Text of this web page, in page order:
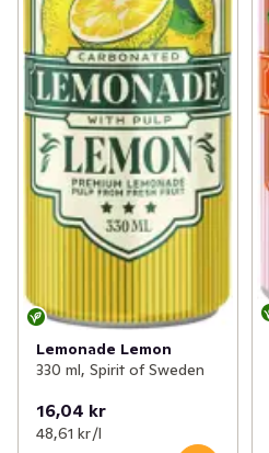
Lemonade Lemon
330 ml, Spirit of Sweden
16,04 kr
48,61 kr /l